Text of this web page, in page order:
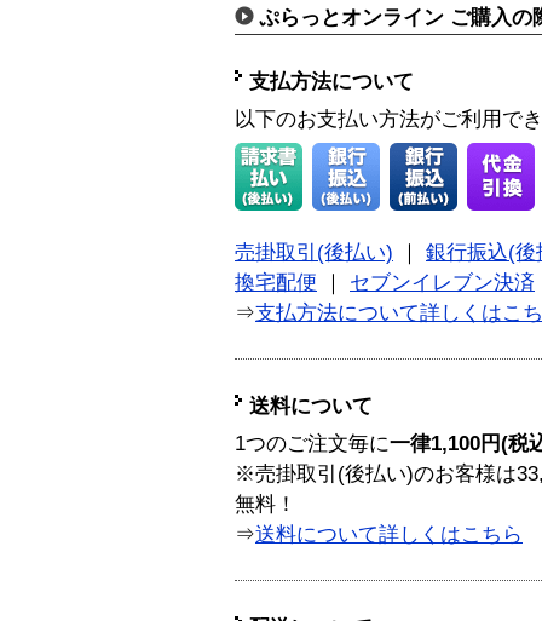
ぷらっとオンライン ご購入の
支払方法について
以下のお支払い方法がご利用で
売掛取引(後払い)
銀行振込(後
換宅配便
セブンイレブン決済
⇒支払方法について詳しくはこ
送料について
1つのご注文毎に一律1,100円(税
※売掛取引(後払い)のお客様は
無料！
⇒送料について詳しくはこちら